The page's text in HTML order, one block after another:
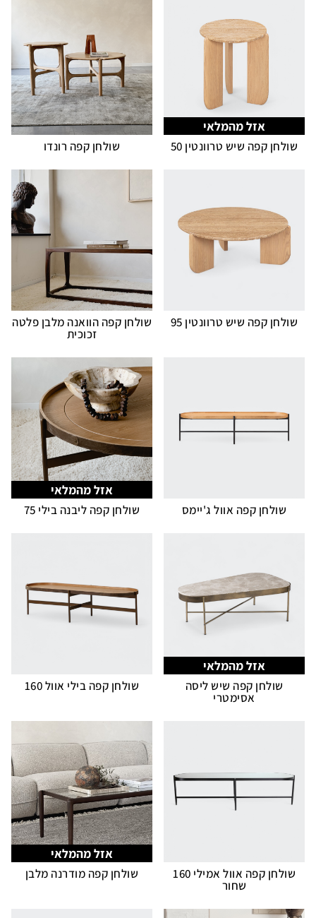
אזל מהמלאי
שולחן קפה שיש טרוונטין 50 שולחן קפה רונדו
שולחן קפה שיש טרוונטין 95 שולחן קפה הוואנה מלבן פלטה
זכוכית
שולחן קפה אוול ג'יימס
אזל מהמלאי
שולחן קפה ליבנה בילי 75
אזל מהמלאי
שולחן קפה שיש ליסה
אסימטרי
שולחן קפה בילי אוול 160
שולחן קפה אוול אמילי 160
שחור
אזל מהמלאי
שולחן קפה מודרנה מלבן